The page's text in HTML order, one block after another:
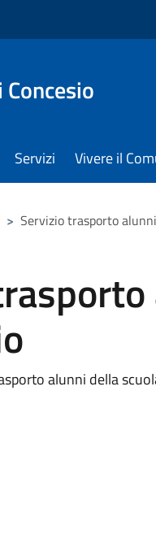
Servizi Vivere il
> Servizio trasporto
alunni della